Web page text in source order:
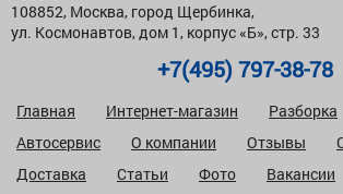
108852, Москва, город Щербинка,
ул. Космонавтов, дом 1, корпус «Б», стр. 33
+7(495) 797-38-78
Главная Интернет-магазин
Разборка
Автосервис
О компании Отзывы
Доставка
Статьи Фото Вакансии